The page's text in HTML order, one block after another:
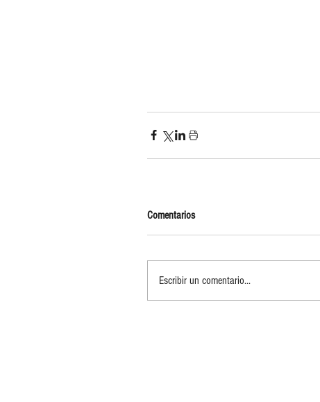
Comentarios
Escribir un comentario...